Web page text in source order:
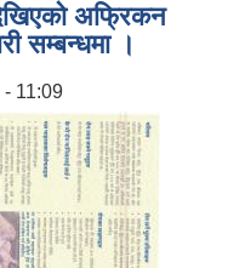
अफ्रिकन
सम्बन्धमा ।
- 11:09